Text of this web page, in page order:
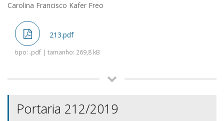
Carolina Francisco Kafer Freo
213.pdf
tipo: .pdf | tamanho: 269,8 kB
Portaria 212/2019